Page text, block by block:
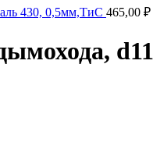
430, 0,5мм,ТиС 465,00 ₽